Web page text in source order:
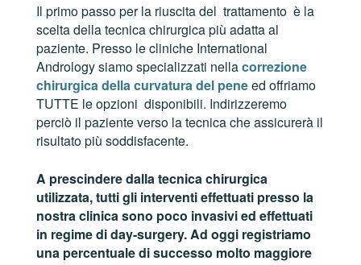
Il primo passo per la riuscita del trattamento è la
scelta della tecnica chirurgica più adatta al
paziente. Presso le cliniche International
Andrology siamo specializzati nellacorrezione
chirurgica della curvatura del peneed offriamo
TUTTE le opzioni disponibili. Indirizzeremo
perciò il paziente verso la tecnica che assicurerà il
risultato più soddisfacente.
A prescindere dalla tecnica chirurgica
utilizzata, tutti gli interventi effettuati presso la
nostra clinica sono poco invasivi ed effettuati
in regime di day-surgery. Ad oggi registriamo
una percentuale di successo molto maggiore